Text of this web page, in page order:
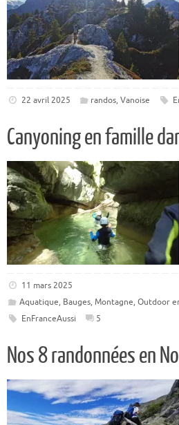
22 avril 2025 randos,Vanoise
Canyoning en famille
11 mars 2025
Aquatique, Bauges, Montagne, Outdoor
EnFranceAussi
5
Nos 8 randonnées en